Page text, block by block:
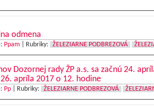
odmena
Ppam| Rubriky: ŽELEZIARNE PODBREZOVÁ
Dozornej rady ŽP a.s. sa začnú 24.
apríla 2017 o 12. hodine
Pp| Rubriky: ŽELEZIARNE PODBREZOVÁ